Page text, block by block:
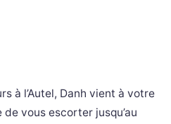
à l’Autel, Danh vient à votre
vous escorter jusqu’au